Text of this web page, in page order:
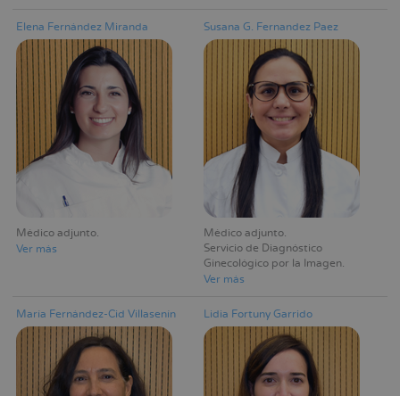
Elena Fernández Miranda
Médico adjunto
Ver más
Susana G. Fernandez Paez
Médico adjunto
Servicio de Diagnóstico
Ginecológico por la Imagen
Ver más
María Fernández-Cid Villasenín Lidia Fortuny Garrido